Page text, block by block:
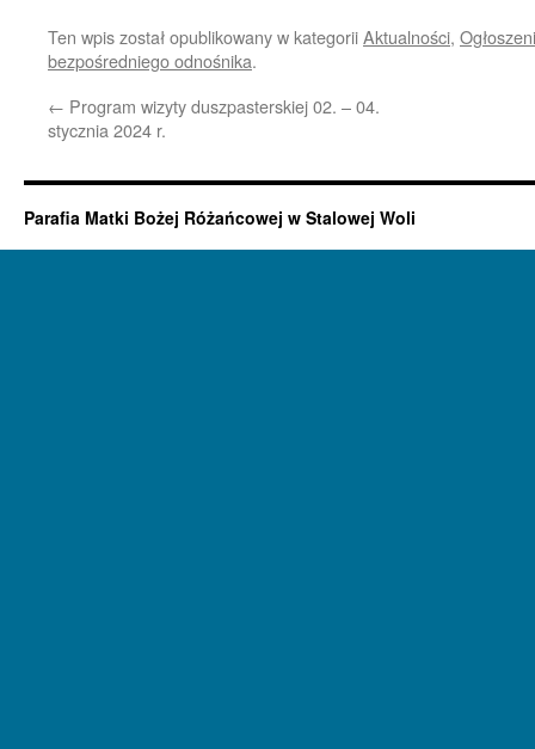
Ten wpis został opublikowany w kategoriiAktualności,
bezpośredniego odnośnika.
← Program wizyty duszpasterskiej 02. – 04.
stycznia 2024 r.
Parafia Matki Bożej Różańcowej w Stalowej Woli